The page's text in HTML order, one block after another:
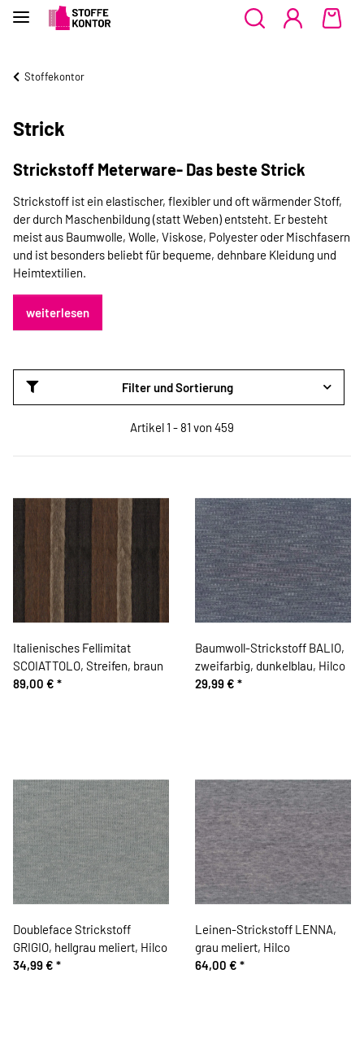
Stoffekontor
Strick
Strickstoff Meterware- Das beste Strick
Strickstoff ist ein elastischer, flexibler und oft wärmender Stoff,
der durch Maschenbildung (statt Weben) entsteht. Er besteht
meist aus Baumwolle, Wolle, Viskose, Polyester oder Mischfasern
und ist besonders beliebt für bequeme, dehnbare Kleidung und
Heimtextilien.
weiterlesen
Filter und Sortierung
Artikel 1 - 81 von 459
Italienisches Fellimitat
SCOIATTOLO, Streifen, braun
89,00 € *
Baumwoll-Strickstoff BALIO,
zweifarbig, dunkelblau, Hilco
29,99 € *
Doubleface Strickstoff
GRIGIO, hellgrau meliert, Hilco
34,99 € *
Leinen-Strickstoff LENNA,
grau meliert, Hilco
64,00 € *